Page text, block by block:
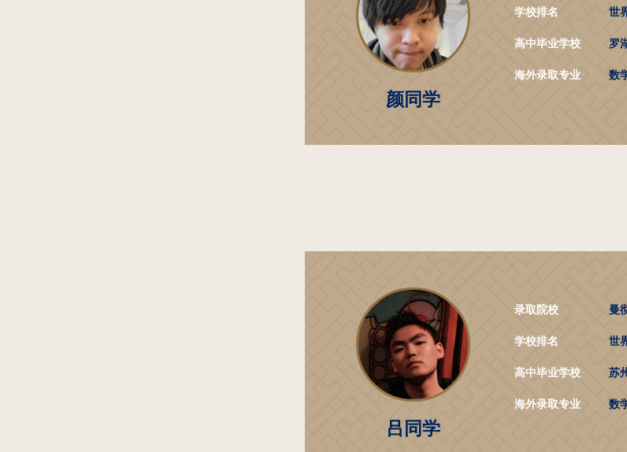
颜同学
学校排名 世
高中毕业学校 罗
海外录取专业 数
吕同学
录取院校 曼
学校排名 世
高中毕业学校 苏
海外录取专业 数